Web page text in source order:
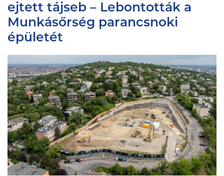
ejtett tájseb – Lebontották a
Munkásőrség parancsnoki
épületét